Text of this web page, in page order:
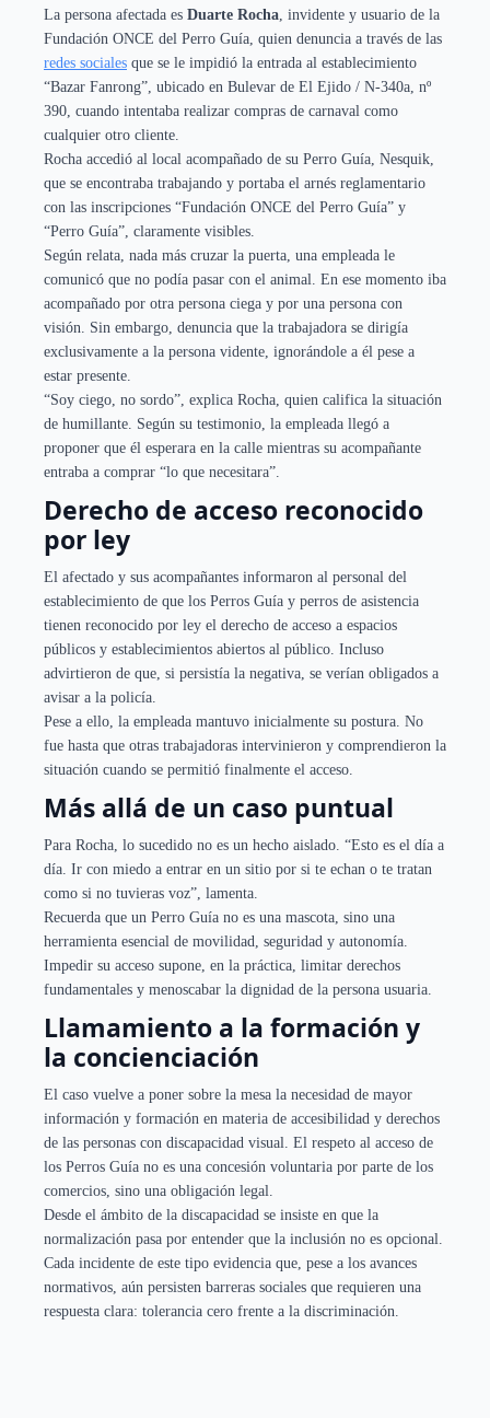
La persona afectada es Duarte Rocha, invidente y usuario de la
Fundación ONCE del Perro Guía, quien denuncia a través de las
redes sociales que se le impidió la entrada al establecimiento
“Bazar Fanrong”, ubicado en Bulevar de El Ejido / N-340a, nº
390, cuando intentaba realizar compras de carnaval como
cualquier otro cliente.
Rocha accedió al local acompañado de su Perro Guía, Nesquik,
que se encontraba trabajando y portaba el arnés reglamentario
con las inscripciones “Fundación ONCE del Perro Guía” y
“Perro Guía”, claramente visibles.
Según relata, nada más cruzar la puerta, una empleada le
comunicó que no podía pasar con el animal. En ese momento iba
acompañado por otra persona ciega y por una persona con
visión. Sin embargo, denuncia que la trabajadora se dirigía
exclusivamente a la persona vidente, ignorándole a él pese a
estar presente.
“Soy ciego, no sordo”, explica Rocha, quien califica la situación
de humillante. Según su testimonio, la empleada llegó a
proponer que él esperara en la calle mientras su acompañante
entraba a comprar “lo que necesitara”.
Derecho de acceso reconocido
por ley
El afectado y sus acompañantes informaron al personal del
establecimiento de que los Perros Guía y perros de asistencia
tienen reconocido por ley el derecho de acceso a espacios
públicos y establecimientos abiertos al público. Incluso
advirtieron de que, si persistía la negativa, se verían obligados a
avisar a la policía.
Pese a ello, la empleada mantuvo inicialmente su postura. No
fue hasta que otras trabajadoras intervinieron y comprendieron la
situación cuando se permitió finalmente el acceso.
Más allá de un caso puntual
Para Rocha, lo sucedido no es un hecho aislado. “Esto es el día a
día. Ir con miedo a entrar en un sitio por si te echan o te tratan
como si no tuvieras voz”, lamenta.
Recuerda que un Perro Guía no es una mascota, sino una
herramienta esencial de movilidad, seguridad y autonomía.
Impedir su acceso supone, en la práctica, limitar derechos
fundamentales y menoscabar la dignidad de la persona usuaria.
Llamamiento a la formación y
la concienciación
El caso vuelve a poner sobre la mesa la necesidad de mayor
información y formación en materia de accesibilidad y derechos
de las personas con discapacidad visual. El respeto al acceso de
los Perros Guía no es una concesión voluntaria por parte de los
comercios, sino una obligación legal.
Desde el ámbito de la discapacidad se insiste en que la
normalización pasa por entender que la inclusión no es opcional.
Cada incidente de este tipo evidencia que, pese a los avances
normativos, aún persisten barreras sociales que requieren una
respuesta clara: tolerancia cero frente a la discriminación.